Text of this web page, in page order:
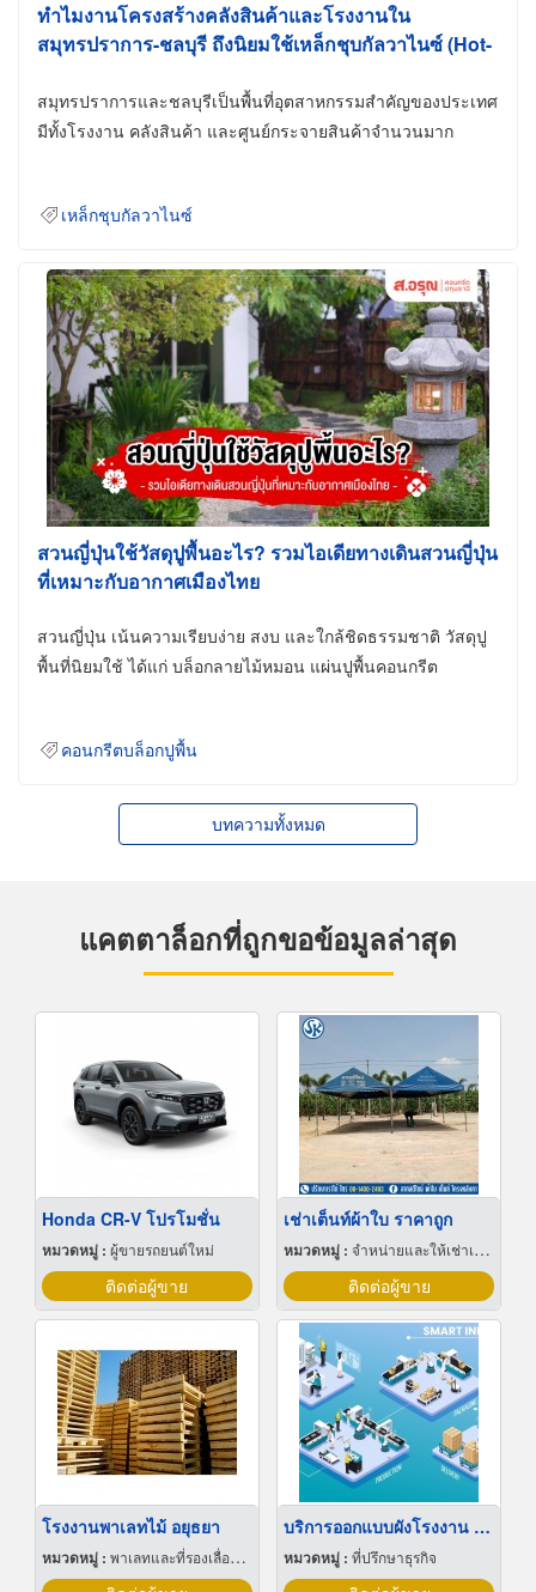
ทำไมงานโครงสร้างคลังสินค้าและโรงงานใน
สมุทรปราการ-ชลบุรี ถึงนิยมใช้เหล็กชุบกัลวาไนซ์ (Hot-
สมุทรปราการและชลบุรีเป็นพื้นที่อุตสาหกรรมสำคัญของประเทศ
มีทั้งโรงงาน คลังสินค้า และศูนย์กระจายสินค้าจำนวนมาก
เหล็กชุบกัลวาไนซ์
สวนญี่ปุ่นใช้วัสดุปูพื้นอะไร? รวมไอเดียทางเดินสวนญี่ปุ่น
ที่เหมาะกับอากาศเมืองไทย
สวนญี่ปุ่น เน้นความเรียบง่าย สงบ และใกล้ชิดธรรมชาติ วัสดุปู
พื้นที่นิยมใช้ ได้แก่ บล็อกลายไม้หมอน แผ่นปูพื้นคอนกรีต
คอนกรีตบล็อกปูพื้น
บทความทั้งหมด
แคตตาล็อกที่ถูกขอข้อมูลล่าสุด
Honda CR-V โปรโมชั่น
หมวดหมู่ : ผู้ขายรถยนต์ใหม่
ติดต่อผู้ขาย
เช่าเต็นท์ผ้าใบ ราคาถูก
หมวดหมู่ : จำหน่ายและให้เช่าเต็นท์
ติดต่อผู้ขาย
โรงงานพาเลทไม้ อยุธยา
หมวดหมู่ : พาเลทและที่รองเลื่อนกะบะ
บริการออกแบบผังโรงงาน Lay out
หมวดหมู่ : ที่ปรึกษาธุรกิจ